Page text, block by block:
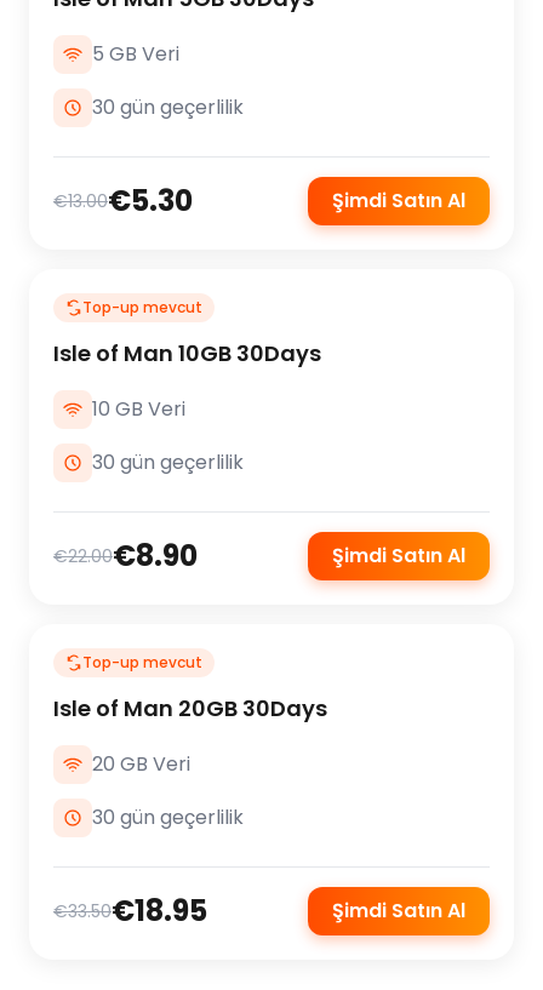
5 GB Veri
30 gün geçerlilik
€13.00€5.30 Şimdi Satın Al
Top-up mevcut
Isle of Man 10GB 30Days
10 GB Veri
30 gün geçerlilik
€22.00€8.90 Şimdi Satın Al
Top-up mevcut
Isle of Man 20GB 30Days
20 GB Veri
30 gün geçerlilik
€33.50€18.95 Şimdi Satın Al